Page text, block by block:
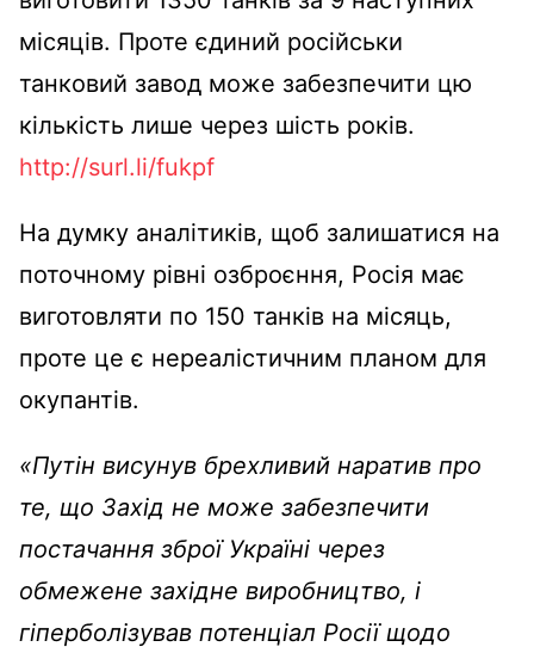
місяців. Проте єдиний російськи
танковий завод може забезпечити цю
кількість лише через шість років.
http://surl.li/fukpf
На думку аналітиків, щоб залишатися на
поточному рівні озброєння, Росія має
виготовляти по 150 танків на місяць,
проте це є нереалістичним планом для
окупантів.
«Путін висунув брехливий наратив про
те, що Захід не може забезпечити
постачання зброї Україні через
обмежене західне виробництво, і
гіперболізував потенціал Росії щодо